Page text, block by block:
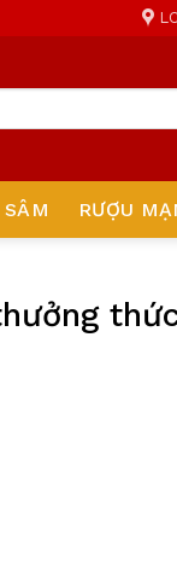
SÂM RƯỢU